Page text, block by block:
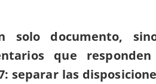
documento,
que
separar las